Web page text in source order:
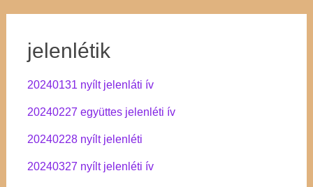
jelenlétik
20240131 nyílt jelenláti ív
20240227 együttes jelenléti ív
20240228 nyílt jelenléti
20240327 nyílt jelenléti ív